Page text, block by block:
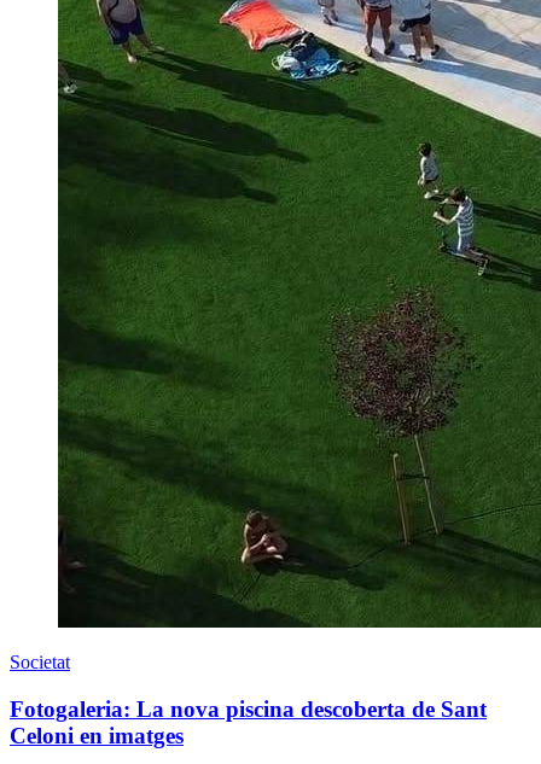
Societat
Fotogaleria: La nova piscina descoberta de Sant
Celoni en imatges